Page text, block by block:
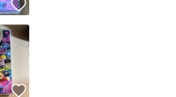
いいね！